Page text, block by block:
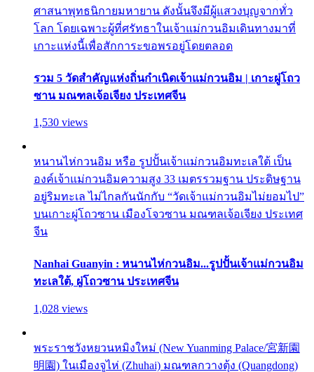
ศาสนาพุทธนิกายมหายาน ดังนั้นจึงมีผู้แสวงบุญจากทั่ว
โลก โดยเฉพาะผู้ที่ศรัทธาในเจ้าแม่กวนอิมเดินทางมาที่
เกาะแห่งนี้เพื่อสักการะขอพรอยู่โดยตลอด
รวม 5 วัดสำคัญแห่งถิ่นกำเนิดเจ้าแม่กวนอิม | เกาะผู่โถว
ซาน มณฑลเจ้อเจียง ประเทศจีน
1,530 views
หนานไห่กวนอิม หรือ รูปปั้นเจ้าแม่กวนอิมทะเลใต้ เป็น
องค์เจ้าแม่กวนอิมความสูง 33 เมตรรวมฐาน ประดิษฐาน
อยู่ริมทะเล ไม่ไกลกันนักกับ “วัดเจ้าแม่กวนอิมไม่ยอมไป”
บนเกาะผู่โถวซาน เมืองโจวซาน มณฑลเจ้อเจียง ประเทศ
จีน
Nanhai Guanyin : หนานไห่กวนอิม...รูปปั้นเจ้าแม่กวนอิม
ทะเลใต้, ผู่โถวซาน ประเทศจีน
1,028 views
พระราชวังหยวนหมิงใหม่ (New Yuanming Palace/宮新園
明園) ในเมืองจูไห่ (Zhuhai) มณฑลกวางตุ้ง (Quangdong)